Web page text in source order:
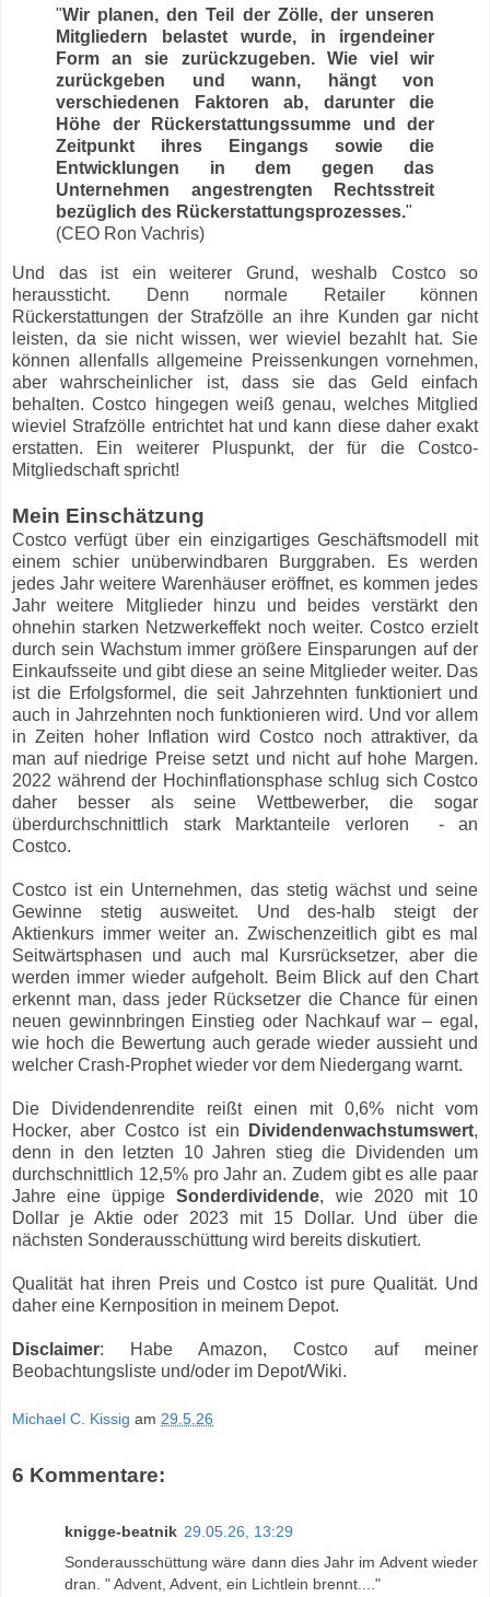
"Wir planen, den Teil der Zölle, der unseren
Mitgliedern belastet wurde, in irgendeiner
Form an sie zurückzugeben. Wie viel wir
zurückgeben und wann, hängt von
verschiedenen Faktoren ab, darunter die
Höhe der Rückerstattungssumme und der
Zeitpunkt ihres Eingangs sowie die
Entwicklungen in dem gegen das
Unternehmen angestrengten Rechtsstreit
bezüglich des Rückerstattungsprozesses."
(CEO Ron Vachris)
Und das ist ein weiterer Grund, weshalb Costco so
heraussticht. Denn normale Retailer können
Rückerstattungen der Strafzölle an ihre Kunden gar nicht
leisten, da sie nicht wissen, wer wieviel bezahlt hat. Sie
können allenfalls allgemeine Preissenkungen vornehmen,
aber wahrscheinlicher ist, dass sie das Geld einfach
behalten. Costco hingegen weiß genau, welches Mitglied
wieviel Strafzölle entrichtet hat und kann diese daher exakt
erstatten. Ein weiterer Pluspunkt, der für die Costco-
Mitgliedschaft spricht!
Mein Einschätzung
Costco verfügt über ein einzigartiges Geschäftsmodell mit
einem schier unüberwindbaren Burggraben. Es werden
jedes Jahr weitere Warenhäuser eröffnet, es kommen jedes
Jahr weitere Mitglieder hinzu und beides verstärkt den
ohnehin starken Netzwerkeffekt noch weiter. Costco erzielt
durch sein Wachstum immer größere Einsparungen auf der
Einkaufsseite und gibt diese an seine Mitglieder weiter. Das
ist die Erfolgsformel, die seit Jahrzehnten funktioniert und
auch in Jahrzehnten noch funktionieren wird. Und vor allem
in Zeiten hoher Inflation wird Costco noch attraktiver, da
man auf niedrige Preise setzt und nicht auf hohe Margen.
2022 während der Hochinflationsphase schlug sich Costco
daher besser als seine Wettbewerber, die sogar
überdurchschnittlich stark Marktanteile verloren - an
Costco.
Costco ist ein Unternehmen, das stetig wächst und seine
Gewinne stetig ausweitet. Und des-halb steigt der
Aktienkurs immer weiter an. Zwischenzeitlich gibt es mal
Seitwärtsphasen und auch mal Kursrücksetzer, aber die
werden immer wieder aufgeholt. Beim Blick auf den Chart
erkennt man, dass jeder Rücksetzer die Chance für einen
neuen gewinnbringen Einstieg oder Nachkauf war – egal,
wie hoch die Bewertung auch gerade wieder aussieht und
welcher Crash-Prophet wieder vor dem Niedergang warnt.
Die Dividendenrendite reißt einen mit 0,6% nicht vom
Hocker, aber Costco ist ein
Dividendenwachstumswert,
denn in den letzten 10 Jahren stieg die Dividenden um
durchschnittlich 12,5% pro Jahr an. Zudem gibt es alle paar
Jahre eine üppigeSonderdividende, wie 2020 mit 10
Dollar je Aktie oder 2023 mit 15 Dollar. Und über die
nächsten Sonderausschüttung wird bereits diskutiert.
Qualität hat ihren Preis und Costco ist pure Qualität. Und
daher eine Kernposition in meinem Depot.
Disclaimer: Habe Amazon, Costco auf meiner
Beobachtungsliste und/oder im Depot/Wiki.
Michael C. Kissig am 29.5.26
6 Kommentare:
knigge-beatnik 29.05.26, 13:29
Sonderausschüttung wäre dann dies Jahr im Advent wieder
dran. " Advent, Advent, ein Lichtlein brennt...."